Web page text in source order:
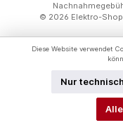
© 2026 Elektro-
Diese Website verwendet
Nur